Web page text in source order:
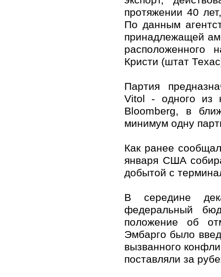
протяжении 40
По данным
принадлежащей
расположенного
Кристи (штат
Партия
Vitol - одного из
Bloomberg, в
минимум одну
Как ранее
января США
добытой с
В середине
федеральный
положение об
Эмбарго было
вызванного
поставляли за